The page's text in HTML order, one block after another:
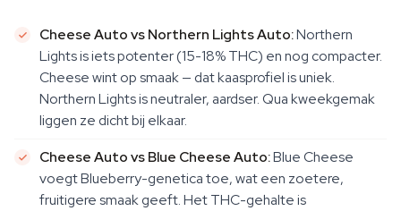
Cheese Auto vs Northern Lights Auto:Northern
Lights is iets potenter (15-18% THC) en nog compacter.
Cheese wint op smaak — dat kaasprofiel is uniek.
Northern Lights is neutraler, aardser. Qua kweekgemak
liggen ze dicht bij elkaar.
Cheese Auto vs Blue Cheese Auto:Blue Cheese
voegt Blueberry-genetica toe, wat een zoetere,
fruitigere smaak geeft. Het THC-gehalte is